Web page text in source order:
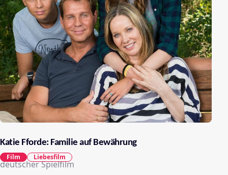
Katie Fforde: Familie auf Bewährung
deutscher Spielfilm
Film Liebesfilm